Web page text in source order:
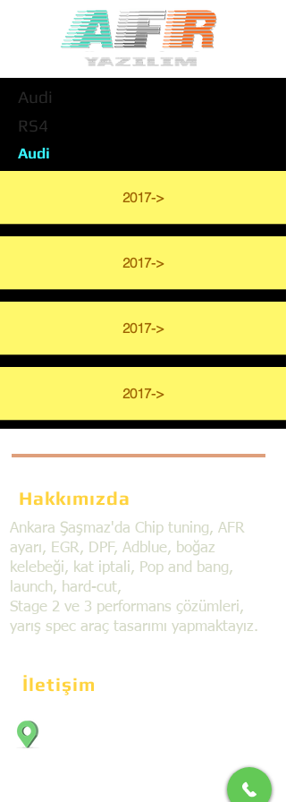
Audi
RS4
Audi
2017->
2017->
2017->
2017->
Hakkımızda
Ankara Şaşmaz'da Chip tuning, AFR
ayarı, EGR, DPF, Adblue, boğaz
kelebeği, kat iptali, Pop and bang,
launch, hard-cut,
Stage 2 ve 3 performans çözümleri,
yarış spec araç tasarımı yapmaktayız.
İletişim